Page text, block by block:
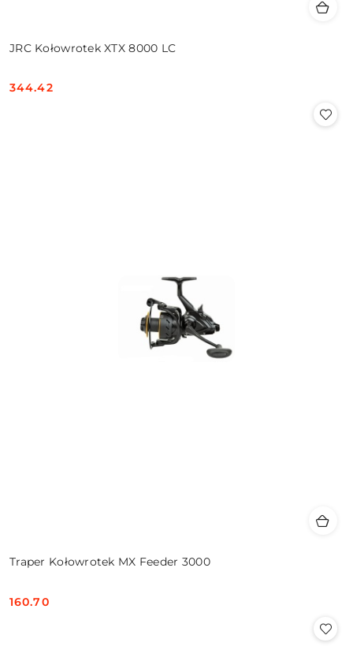
JRC Kołowrotek XTX 8000 LC
Cena:
344.42
Traper Kołowrotek MX Feeder 3000
Cena:
160.70